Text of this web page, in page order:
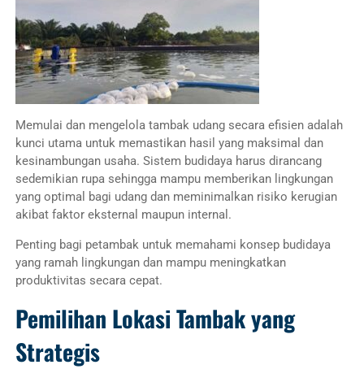
Memulai dan mengelola tambak udang secara efisien adalah
kunci utama untuk memastikan hasil yang maksimal dan
kesinambungan usaha. Sistem budidaya harus dirancang
sedemikian rupa sehingga mampu memberikan lingkungan
yang optimal bagi udang dan meminimalkan risiko kerugian
akibat faktor eksternal maupun internal.
Penting bagi petambak untuk memahami konsep budidaya
yang ramah lingkungan dan mampu meningkatkan
produktivitas secara cepat.
Pemilihan Lokasi Tambak yang
Strategis